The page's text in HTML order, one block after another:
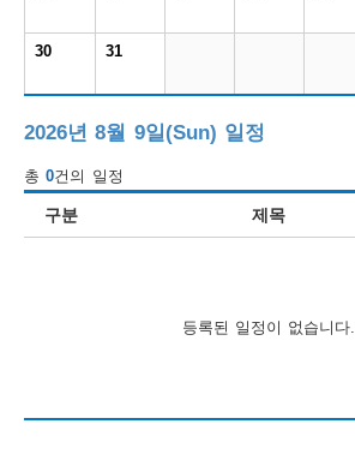
30 31
2026년 8월 9일(Sun) 일정
총0건의 일정
구분 제목
등록된 일정이 없습니다.
우
미